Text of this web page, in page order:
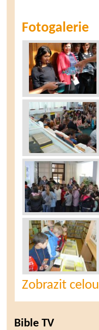
Fotogalerie
Zobrazit
Bible TV